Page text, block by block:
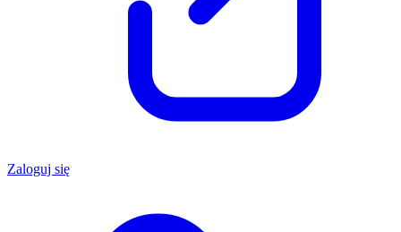
Zaloguj się